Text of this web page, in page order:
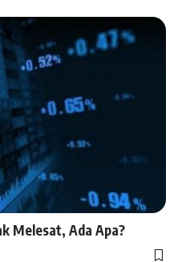
Melesat, Ada Apa?